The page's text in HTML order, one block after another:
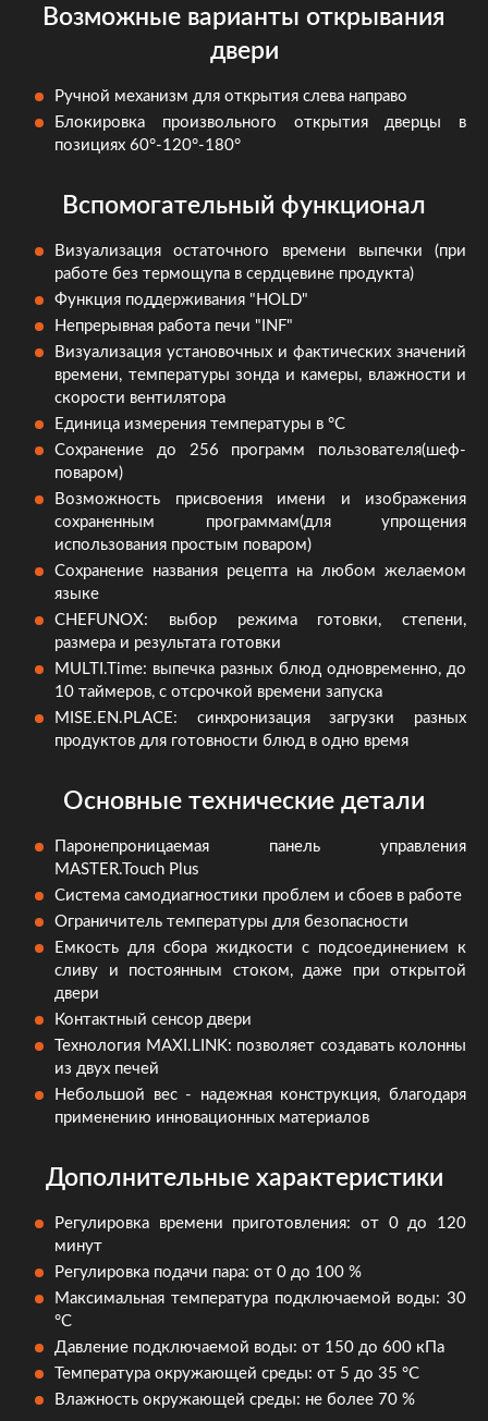
Возможные варианты открывания
двери
Ручной механизм для открытия слева направо
Блокировка произвольного открытия дверцы в
позициях 60°-120°-180°
Вспомогательный функционал
Визуализация остаточного времени выпечки (при
работе без термощупа в сердцевине продукта)
Функция поддерживания "HOLD"
Непрерывная работа печи "INF"
Визуализация установочных и фактических значений
времени, температуры зонда и камеры, влажности и
скорости вентилятора
Единица измерения температуры в °C
Сохранение до 256 программ пользователя(шеф-
поваром)
Возможность присвоения имени и изображения
сохраненным программам(для упрощения
использования простым поваром)
Сохранение названия рецепта на любом желаемом
языке
CHEFUNOX: выбор режима готовки, степени,
размера и результата готовки
MULTI.Time: выпечка разных блюд одновременно, до
10 таймеров, с отсрочкой времени запуска
MISE.EN.PLACE: синхронизация загрузки разных
продуктов для готовности блюд в одно время
Основные технические детали
Паронепроницаемая панель управления
MASTER.Touch Plus
Система самодиагностики проблем и сбоев в работе
Ограничитель температуры для безопасности
Емкость для сбора жидкости с подсоединением к
сливу и постоянным стоком, даже при открытой
двери
Контактный сенсор двери
Технология MAXI.LINK: позволяет создавать колонны
из двух печей
Небольшой вес - надежная конструкция, благодаря
применению инновационных материалов
Дополнительные характеристики
Регулировка времени приготовления: от 0 до 120
минут
Регулировка подачи пара: от 0 до 100 %
Максимальная температура подключаемой воды: 30
°C
Давление подключаемой воды: от 150 до 600 кПа
Температура окружающей среды: от 5 до 35 °C
Влажность окружающей среды: не более 70 %